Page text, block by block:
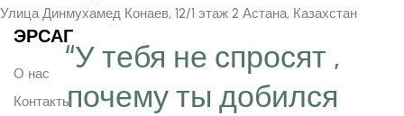
“У тебя не спросят ,
почему ты добился
Улица Динмухамед Конаев, 12/1 этаж 2 Астана, Казахстан
ЭРСАГ
О нас
Контакты